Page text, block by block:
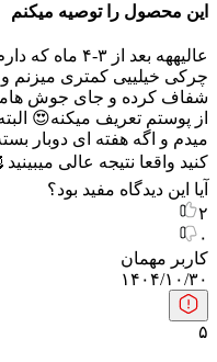
این محصول را توصیه میکنم
عالیههه بعد
چرکی خیلییی کمتری
شفاف کرده و جای جوش
از پوستم تعریف میکنه😍
میدم و اگه هفته ای دوبار
کنید واقعا نتیجه عالی
آیا این دیدگاه مفید بود؟
۲
۰
کاربر مهمان
۱۴۰۴/۱۰/۳۰
۵